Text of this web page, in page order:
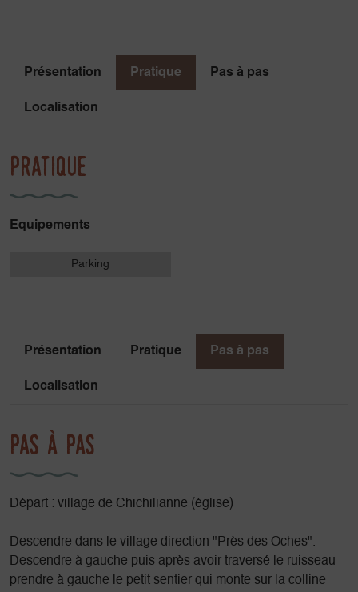
Présentation Pratique Pas à pas
Localisation
Pratique
Equipements
Parking
Présentation Pratique Pas à pas
Localisation
Pas à pas
Départ : village de Chichilianne (église)
Descendre dans le village direction "Près des Oches".
Descendre à gauche puis après avoir traversé le ruisseau
prendre à gauche le petit sentier qui monte sur la colline